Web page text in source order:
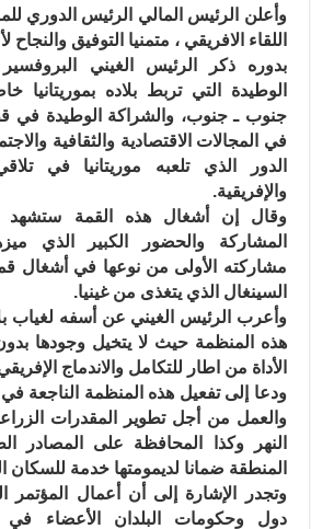
وأعلن الرئيس المالي الرئيس الدوري
اللقاء الافريقي ، متمنيا التوفيق والنجاح
بدوره ذكر الرئيس الغيني البروفسير
الوطيدة التي تربط بلاده بموريتانيا
جنوب ـ جنوب، والشراكة الوطيدة في
في المجالات الاقتصادية والثقافية
الدور الذي تلعبه موريتانيا في
والإفريقية.
وقال إن أشغال هذه القمة ستشهد
المشاركة والحضور الكبير الذي
مشاركته الأولى من نوعها في أشغال
السينغال الذي يتغذى من غينيا.
وأعرب الرئيس الغيني عن أسفه لغياب
هذه المنظمة حيث لا يتخيل وجودها
الأداة من اطار للتكامل والاندماج
ودعا إلى تفعيل هذه المنظمة الناجعة
والعمل من أجل تطوير المقدرات
النهر وكذا المحافظة على المصادر
المنطقة ضمانا لديمومتها خدمة للسكان
وتجدر الإشارة إلى أن أعمال
دول وحكومات البلدان الأعضاء في